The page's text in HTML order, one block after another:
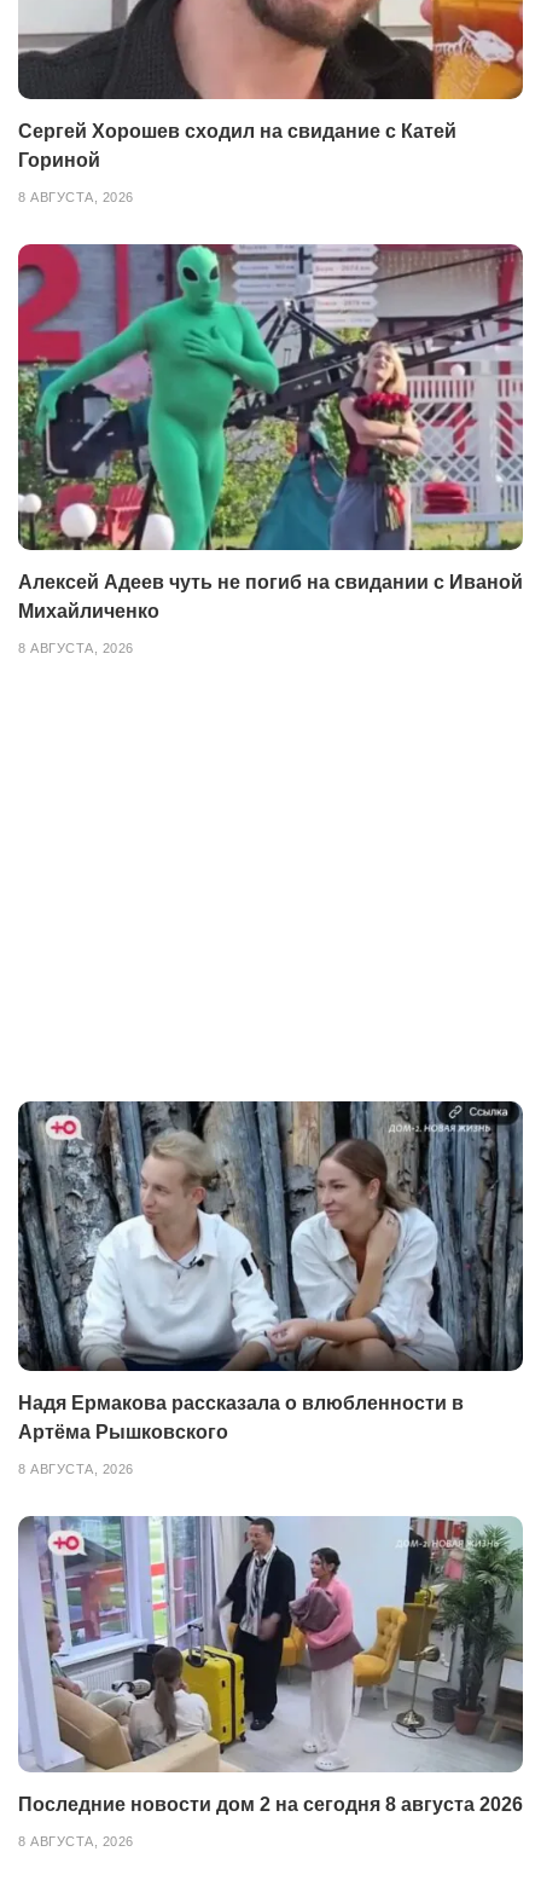
Сергей Хорошев сходил на свидание с Катей
Гориной
8 АВГУСТА, 2026
Алексей Адеев чуть не погиб на свидании с Иваной
Михайличенко
8 АВГУСТА, 2026
Надя Ермакова рассказала о влюбленности в
Артёма Рышковского
8 АВГУСТА, 2026
Последние новости дом 2 на сегодня 8 августа 2026
8 АВГУСТА, 2026